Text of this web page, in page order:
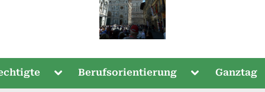
ToggleBerufsorientierung
ToggleGanztag